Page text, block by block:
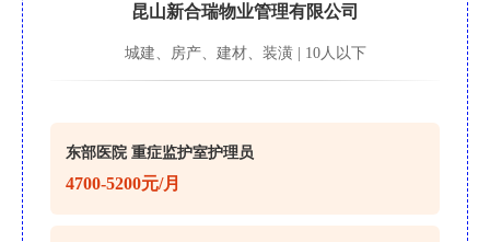
昆山新合瑞物业管理有限公司
城建、房产、建材、装潢 | 10人以下
东部医院 重症监护室护理员
4700-5200元/月